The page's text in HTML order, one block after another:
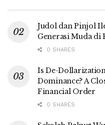
Judol dan Pinjol
Generasi Muda di
0 SHARES
Is De-
Dominance? A
Financial Order
0 SHARES